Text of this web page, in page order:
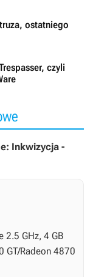
ostatniego
czyli
Inkwizycja -
2.5 GHz, 4 GB
GT/Radeon 4870